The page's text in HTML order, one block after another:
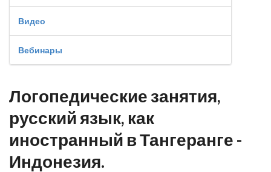
Видео
Вебинары
Логопедические занятия,
русский язык, как
иностранный в Тангеранге -
Индонезия.